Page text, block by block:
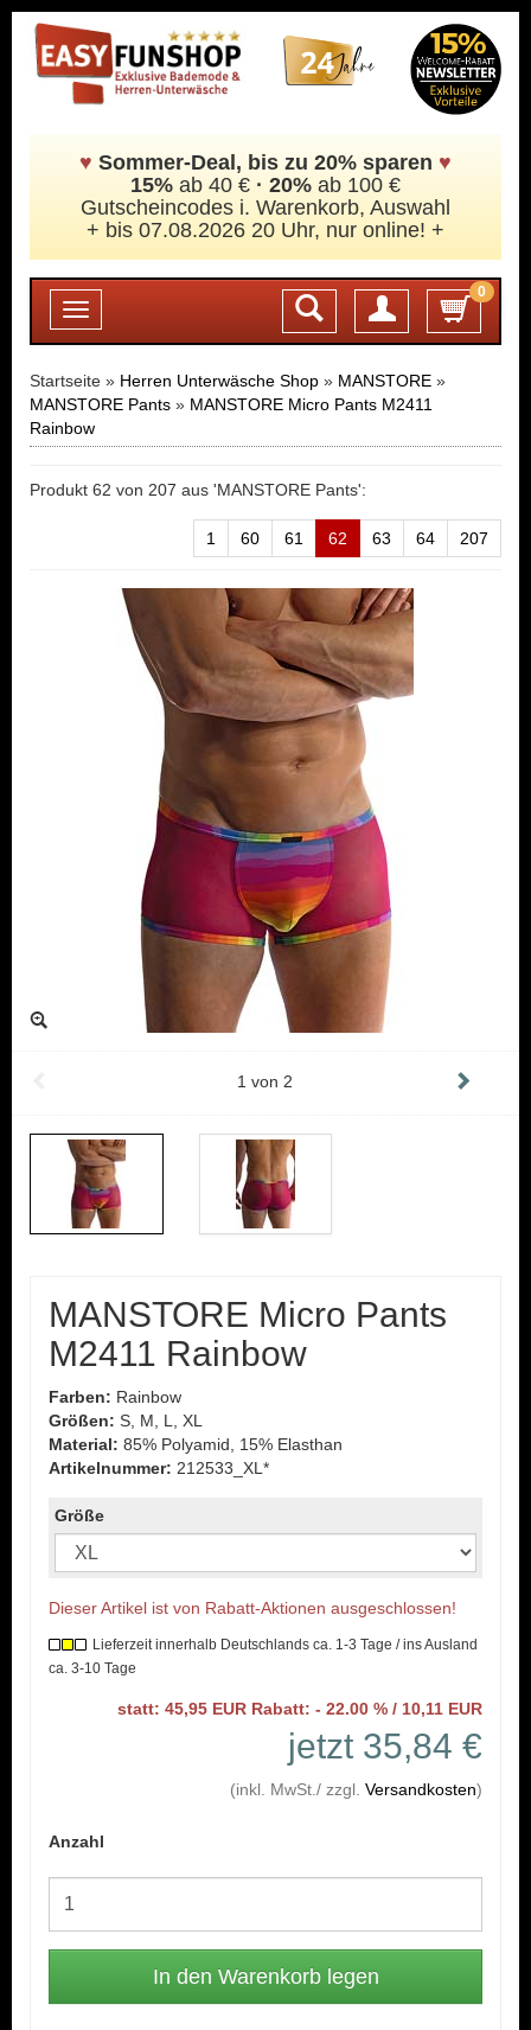
♥ Sommer-Deal, bis zu 20% sparen ♥
15% ab 40 € · 20% ab 100 €
Gutscheincodes i. Warenkorb, Auswahl
+ bis 07.08.2026 20 Uhr, nur online! +
Toggle
navigation
0
Login
Startseite » Herren Unterwäsche Shop » MANSTORE »
MANSTORE Pants » MANSTORE Micro Pants M2411
Rainbow
Produkt 62 von 207 aus 'MANSTORE Pants':
1 60 61 62 63 64 207
1 von 2
MANSTORE Micro Pants
M2411 Rainbow
Farben: Rainbow
Größen: S, M, L, XL
Material: 85% Polyamid, 15% Elasthan
Artikelnummer: 212533_XL*
Größe
Dieser Artikel ist von Rabatt-Aktionen ausgeschlossen!
Lieferzeit innerhalb Deutschlands ca. 1-3 Tage / ins Ausland
ca. 3-10 Tage
statt: 45,95 EUR Rabatt: - 22.00 % / 10,11 EUR
jetzt 35,84 €
(inkl. MwSt./ zzgl. Versandkosten)
Anzahl